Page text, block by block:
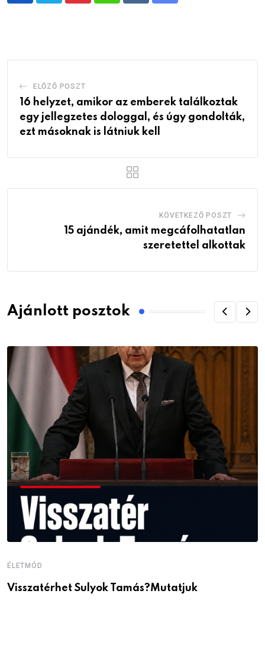
ELŐZŐ POSZT
16 helyzet, amikor az emberek találkoztak
egy jellegzetes dologgal, és úgy gondolták,
ezt másoknak is látniuk kell
KÖVETKEZŐ POSZT
15 ajándék, amit megcáfolhatatlan
szeretettel alkottak
Ajánlott posztok
ÉLETMÓD
Visszatérhet Sulyok Tamás?Mutatjuk